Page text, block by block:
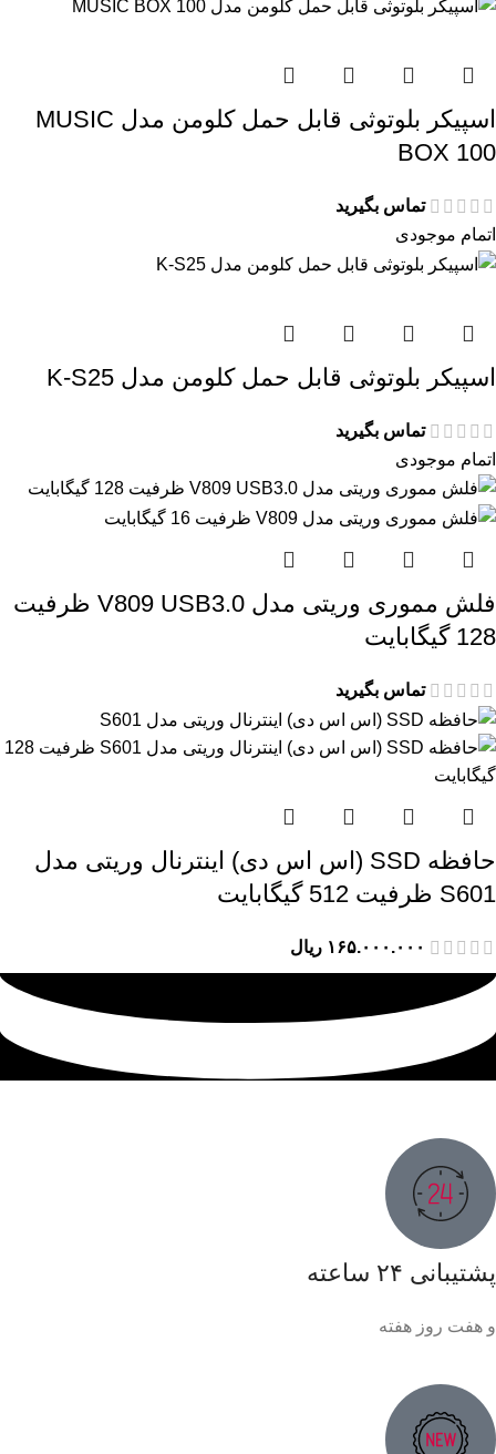
اسپیکر بلوتوثی قابل حمل کلومن مدل MUSIC
BOX 100
تماس بگیرید
اتمام موجودی
اسپیکر بلوتوثی قابل حمل کلومن مدل K-S25
تماس بگیرید
اتمام موجودی
فلش مموری وریتی مدل V809 USB3.0 ظرفیت
128 گیگابایت
تماس بگیرید
حافظه SSD (اس اس دی) اینترنال وریتی مدل
S601 ظرفیت 512 گیگابایت
۱۶۵.۰۰۰.۰۰۰ ریال
پشتیبانی ۲۴ ساعته
و هفت روز هفته